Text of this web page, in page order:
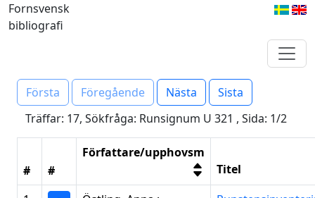
Fornsvensk
bibliografi
Första Föregående Nästa
Sista
Träffar: 17, Sökfråga: Runsignum U 321 , Sida: 1/2
# #
Författare/upphovsm
Titel